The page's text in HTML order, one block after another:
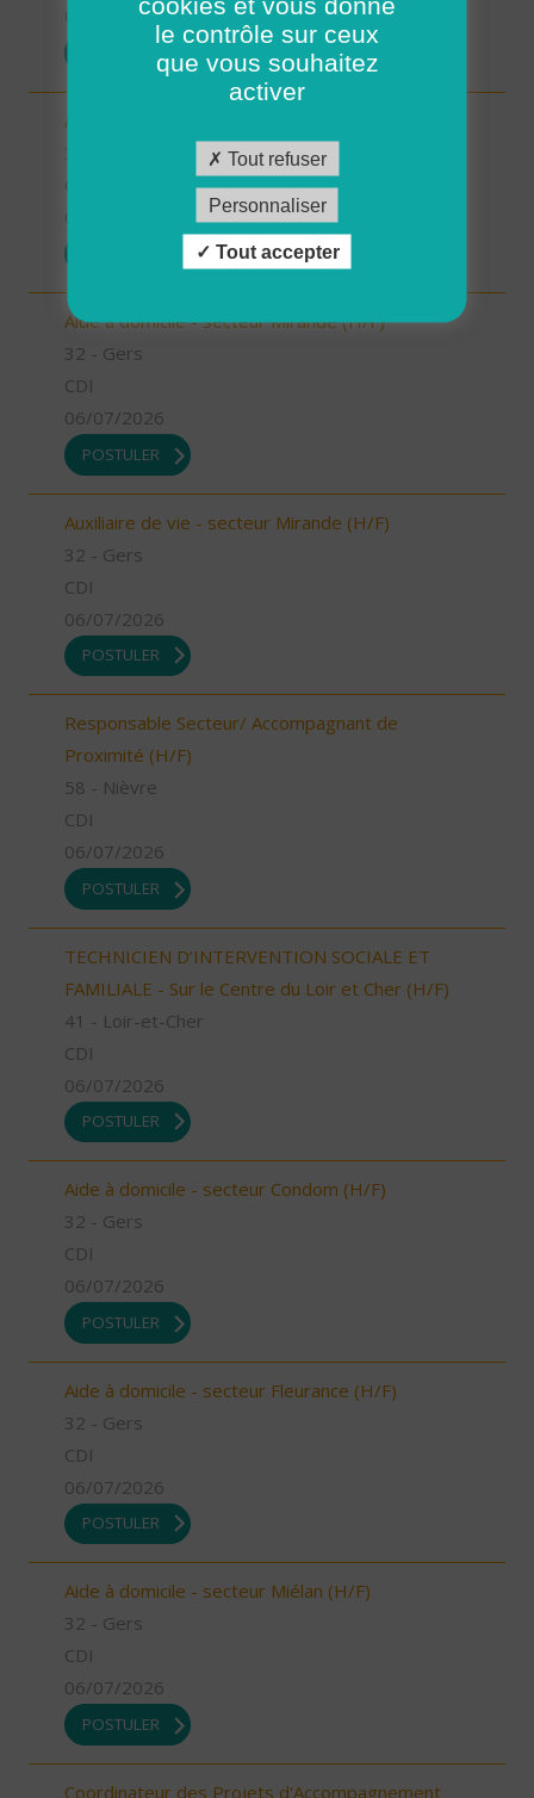
07/07/2026
Auxiliaire de vie - secteur Miélan (H/F)
Aide à domicile - secteur Mirande (H/F)
32 - Gers
CDI
06/07/2026
POSTULER
Auxiliaire de vie - secteur Mirande (H/F)
32 - Gers
CDI
06/07/2026
POSTULER
Responsable Secteur/ Accompagnant de
Proximité (H/F)
58 - Nièvre
CDI
06/07/2026
POSTULER
TECHNICIEN D’INTERVENTION SOCIALE ET
FAMILIALE - Sur le Centre du Loir et Cher (H/F)
41 - Loir-et-Cher
CDI
06/07/2026
POSTULER
Aide à domicile - secteur Condom (H/F)
32 - Gers
CDI
06/07/2026
POSTULER
Aide à domicile - secteur Fleurance (H/F)
32 - Gers
CDI
06/07/2026
POSTULER
Aide à domicile - secteur Miélan (H/F)
32 - Gers
CDI
06/07/2026
POSTULER
Coordinateur des Projets d'Accompagnement
le contrôle sur ceux
que vous souhaitez
activer
Tout refuser
Personnaliser
Tout accepter